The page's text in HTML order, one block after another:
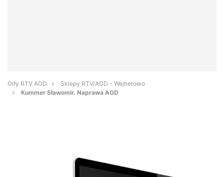
Orły RTV AGD
Sklepy RTV/AGD - Wejherowo
Kummer Sławomir. Naprawa AGD